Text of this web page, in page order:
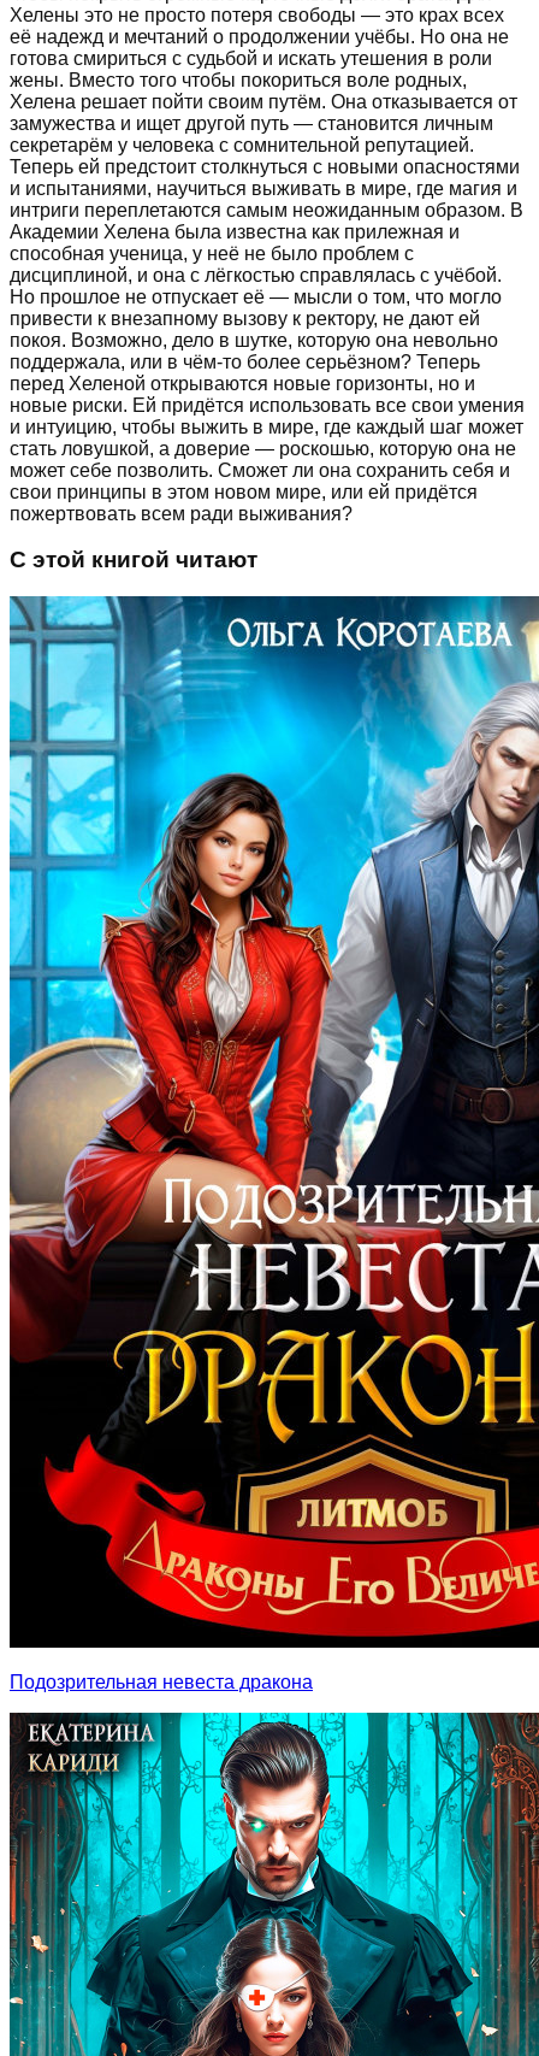
Хелены это не просто потеря свободы — это крах всех
её надежд и мечтаний о продолжении учёбы. Но она не
готова смириться с судьбой и искать утешения в роли
жены. Вместо того чтобы покориться воле родных,
Хелена решает пойти своим путём. Она отказывается от
замужества и ищет другой путь — становится личным
секретарём у человека с сомнительной репутацией.
Теперь ей предстоит столкнуться с новыми опасностями
и испытаниями, научиться выживать в мире, где магия и
интриги переплетаются самым неожиданным образом. В
Академии Хелена была известна как прилежная и
способная ученица, у неё не было проблем с
дисциплиной, и она с лёгкостью справлялась с учёбой.
Но прошлое не отпускает её — мысли о том, что могло
привести к внезапному вызову к ректору, не дают ей
покоя. Возможно, дело в шутке, которую она невольно
поддержала, или в чём-то более серьёзном? Теперь
перед Хеленой открываются новые горизонты, но и
новые риски. Ей придётся использовать все свои умения
и интуицию, чтобы выжить в мире, где каждый шаг может
стать ловушкой, а доверие — роскошью, которую она не
может себе позволить. Сможет ли она сохранить себя и
свои принципы в этом новом мире, или ей придётся
пожертвовать всем ради выживания?
С этой книгой читают
Подозрительная невеста дракона